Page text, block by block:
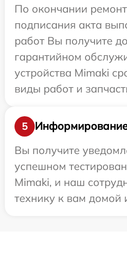
По окончании
подписания акта
работ Вы получите
гарантийном
устройства Mimaki
виды работ и
5
Информирование
Вы получите
успешном
Mimaki, и наш
технику к вам домой